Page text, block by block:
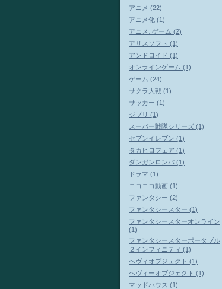
アニメ (22)
アニメ化 (1)
アニメ､ゲーム (2)
アリスソフト (1)
アンドロイド (1)
オンラインゲーム (1)
ゲーム (24)
サクラ大戦 (1)
サッカー (1)
ジブリ (1)
スーパー戦隊シリーズ (1)
セブンイレブン (1)
タカヒロフェア (1)
ダンガンロンパ (1)
ドラマ (1)
ニコニコ動画 (1)
ファンタシー (2)
ファンタシースター (1)
ファンタシースターオンライン
(1)
ファンタシースターポータブル
２インフィニティ (1)
ヘヴィオブジェクト (1)
ヘヴィーオブジェクト (1)
マッドハウス (1)